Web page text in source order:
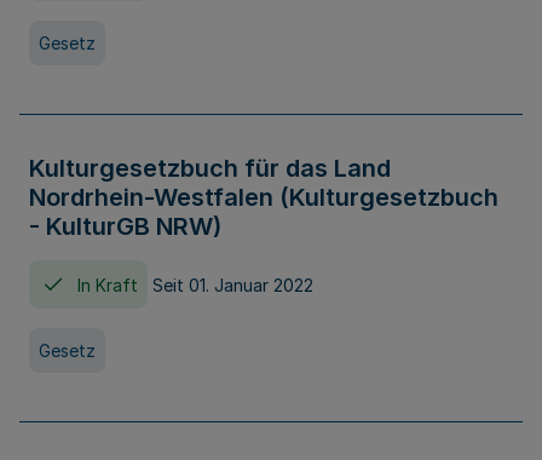
Gesetz
Kulturgesetzbuch für das Land
Nordrhein-Westfalen (Kulturgesetzbuch
- KulturGB NRW)
In Kraft Seit 01. Januar 2022
Gesetz